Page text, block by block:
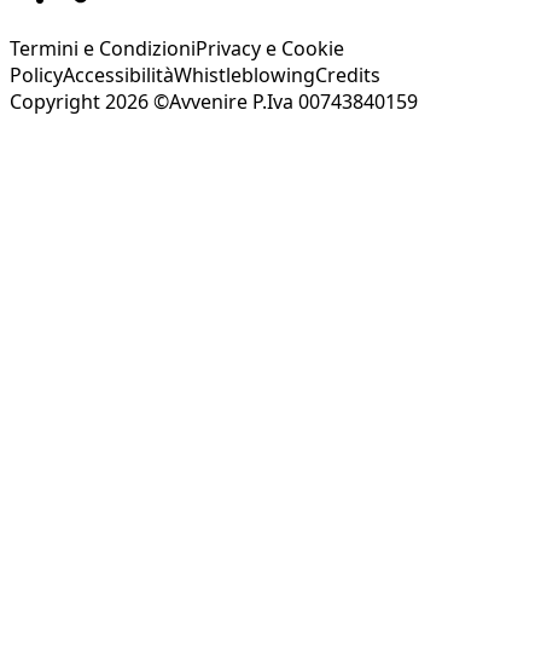
Termini e CondizioniPrivacy e Cookie
PolicyAccessibilitàWhistleblowingCredits
Copyright 2026 ©Avvenire P.Iva 00743840159